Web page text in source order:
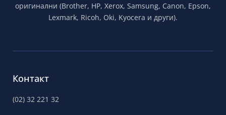
оригинални (Brother, HP, Xerox, Samsung, Canon, Epson,
Lexmark, Ricoh, Oki, Kyocera и други).
Контакт
(02) 32 221 32